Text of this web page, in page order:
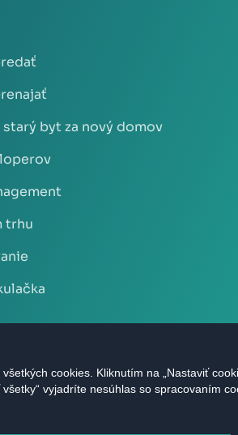
byt za nový domov
trhu
cookies. Kliknutím na „Nastaviť
vyjadríte nesúhlas so spracovaním